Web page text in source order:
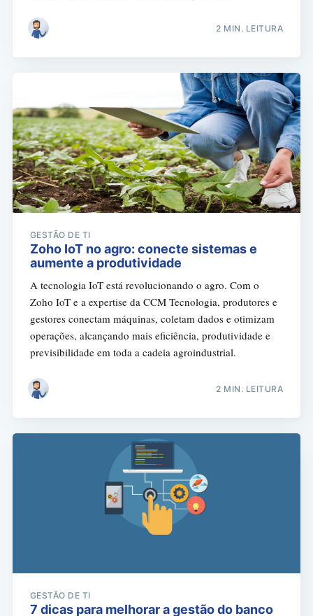
2 MIN. LEITURA
GESTÃO DE TI
Zoho IoT no agro: conecte sistemas e
aumente a produtividade
A tecnologia IoT está revolucionando o agro. Com o
Zoho IoT e a expertise da CCM Tecnologia, produtores e
gestores conectam máquinas, coletam dados e otimizam
operações, alcançando mais eficiência, produtividade e
previsibilidade em toda a cadeia agroindustrial.
2 MIN. LEITURA
GESTÃO DE TI
7 dicas para melhorar a gestão do banco